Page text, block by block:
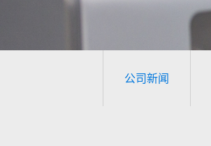
公司新闻